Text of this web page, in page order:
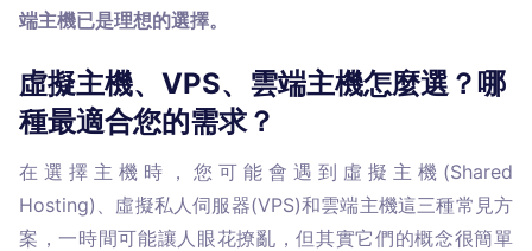
端主機已是理想的選擇。
虛擬主機、VPS、雲端主機怎麼選？哪
種最適合您的需求？
在選擇主機時，您可能會遇到虛擬主機(Shared
Hosting)、虛擬私人伺服器(VPS)和雲端主機這三種常見方
案，一時間可能讓人眼花撩亂，但其實它們的概念很簡單